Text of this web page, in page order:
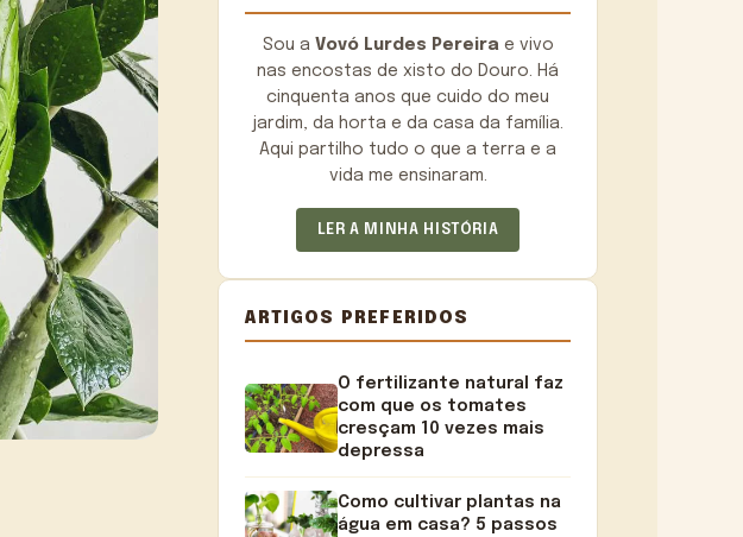
Sou a Vovó Lurdes Pereirae vivo
nas encostas de xisto do Douro. Há
cinquenta anos que cuido do meu
jardim, da horta e da casa da família.
Aqui partilho tudo o que a terra e a
vida me ensinaram.
LER A MINHA HISTÓRIA
ARTIGOS PREFERIDOS
O fertilizante natural faz
com que os tomates
cresçam 10 vezes mais
depressa
Como cultivar plantas na
água em casa? 5 passos